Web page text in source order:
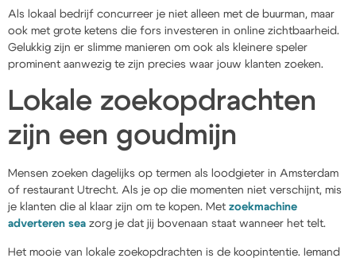
Als lokaal bedrijf concurreer je niet alleen met de buurman, maar
ook met grote ketens die fors investeren in online zichtbaarheid.
Gelukkig zijn er slimme manieren om ook als kleinere speler
prominent aanwezig te zijn precies waar jouw klanten zoeken.
Lokale zoekopdrachten
zijn een goudmijn
Mensen zoeken dagelijks op termen als loodgieter in Amsterdam
of restaurant Utrecht. Als je op die momenten niet verschijnt, mis
je klanten die al klaar zijn om te kopen. Met zoekmachine
adverteren sea zorg je dat jij bovenaan staat wanneer het telt.
Het mooie van lokale zoekopdrachten is de koopintentie. Iemand